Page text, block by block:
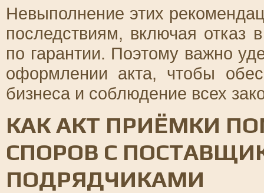
Невыполнение этих
последствиям, включая отказ
по гарантии. Поэтому важно
оформлении акта, чтобы
бизнеса и соблюдение всех
КАК АКТ ПРИЁМКИ
СПОРОВ С
ПОДРЯДЧИКАМИ